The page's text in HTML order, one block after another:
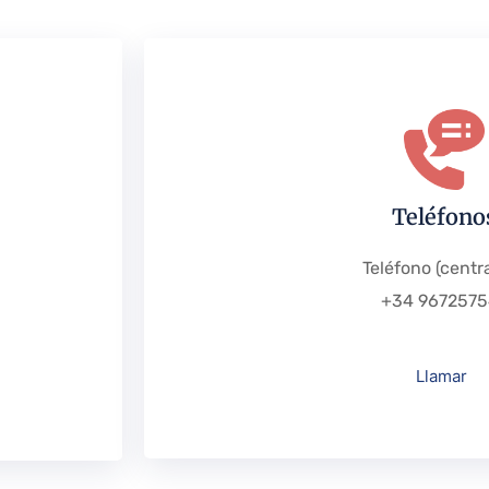
Teléfono
+34
Llamar